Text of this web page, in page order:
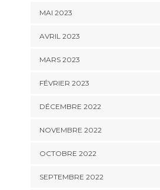
MAI 2023
AVRIL 2023
MARS 2023
FÉVRIER 2023
DÉCEMBRE 2022
NOVEMBRE 2022
OCTOBRE 2022
SEPTEMBRE 2022